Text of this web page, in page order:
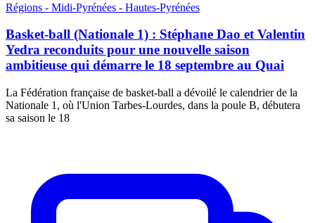
Régions - Midi-Pyrénées - Hautes-Pyrénées
Basket-ball (Nationale 1) : Stéphane Dao et Valentin
Yedra reconduits pour une nouvelle saison
ambitieuse qui démarre le 18 septembre au Quai
La Fédération française de basket-ball a dévoilé le calendrier de la
Nationale 1, où l'Union Tarbes-Lourdes, dans la poule B, débutera
sa saison le 18